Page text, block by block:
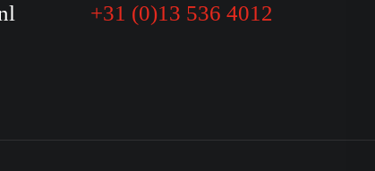
+31 (0)13 536 4012